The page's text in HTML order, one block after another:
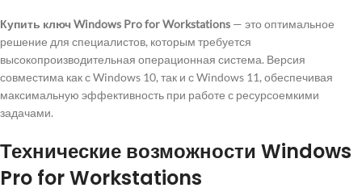
Купить ключ Windows Pro for Workstations — это оптимальное
решение для специалистов, которым требуется
высокопроизводительная операционная система. Версия
совместима как с Windows 10, так и с Windows 11, обеспечивая
максимальную эффективность при работе с ресурсоемкими
задачами.
Технические возможности Windows
Pro for Workstations